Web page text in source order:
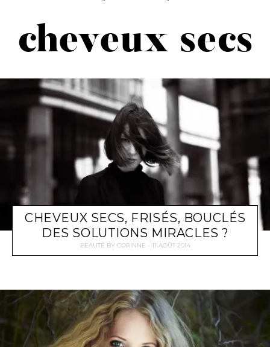
cheveux secs
CHEVEUX SECS, FRISÉS, BOUCLÉS
DES SOLUTIONS MIRACLES ?
BEAUTÉ BY CORINNE 11 AOÛT 2014